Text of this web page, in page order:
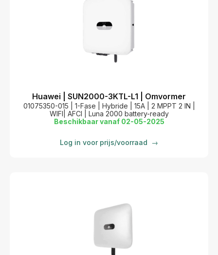
Huawei | SUN2000-3KTL-L1 | Omvormer
01075350-015 | 1-Fase | Hybride | 15A | 2 MPPT 2 IN |
WIFI| AFCI | Luna 2000 battery-ready
Beschikbaar vanaf 02-05-2025
Log in voor prijs/voorraad →